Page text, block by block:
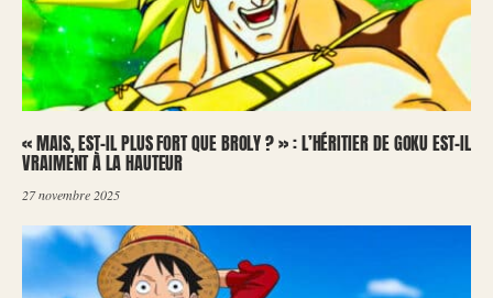
« MAIS, EST-IL PLUS FORT QUE BROLY ? » : L’HÉRITIER DE GOKU EST-IL
VRAIMENT À LA HAUTEUR
27 novembre 2025